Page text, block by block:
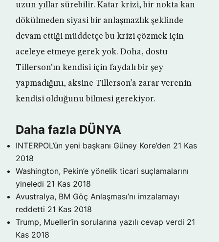
uzun yıllar sürebilir. Katar krizi, bir nokta kan
dökülmeden siyasi bir anlaşmazlık şeklinde
devam ettiği müddetçe bu krizi çözmek için
aceleye etmeye gerek yok. Doha, dostu
Tillerson’ın kendisi için faydalı bir şey
yapmadığını, aksine Tillerson’a zarar verenin
kendisi olduğunu bilmesi gerekiyor.
Daha fazla DÜNYA
INTERPOL’ün yeni başkanı Güney Kore’den 21 Kas
2018
Washington, Pekin’e yönelik ticari suçlamalarını
yineledi 21 Kas 2018
Avustralya, BM Göç Anlaşması’nı imzalamayı
reddetti 21 Kas 2018
Trump, Mueller’in sorularına yazılı cevap verdi 21
Kas 2018